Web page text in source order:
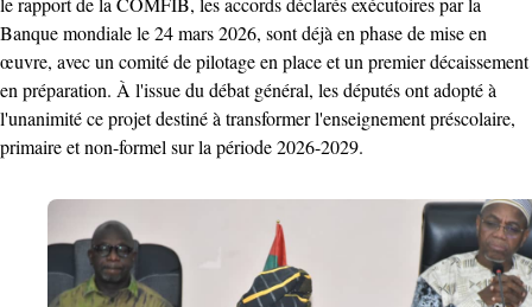
Banque mondiale le 24 mars 2026, sont déjà en phase de mise en
œuvre, avec un comité de pilotage en place et un premier décaissement
en préparation. À l'issue du débat général, les députés ont adopté à
l'unanimité ce projet destiné à transformer l'enseignement préscolaire,
primaire et non-formel sur la période 2026-2029.